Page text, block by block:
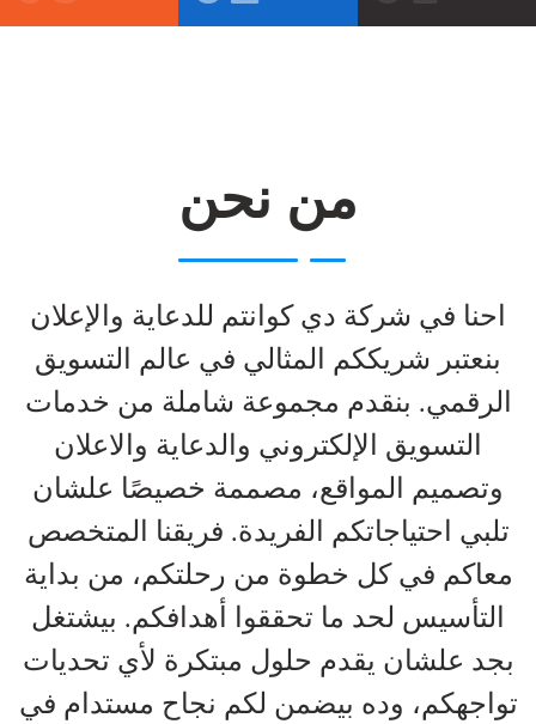
من نحن
احنا في شركة دي كوانتم للدعاية والإعلان
بنعتبر شريككم المثالي في عالم التسويق
الرقمي. بنقدم مجموعة شاملة من خدمات
التسويق الإلكتروني والدعاية والاعلان
وتصميم المواقع، مصممة خصيصًا علشان
تلبي احتياجاتكم الفريدة. فريقنا المتخصص
معاكم في كل خطوة من رحلتكم، من بداية
التأسيس لحد ما تحققوا أهدافكم. بيشتغل
بجد علشان يقدم حلول مبتكرة لأي تحديات
تواجهكم، وده بيضمن لكم نجاح مستدام في